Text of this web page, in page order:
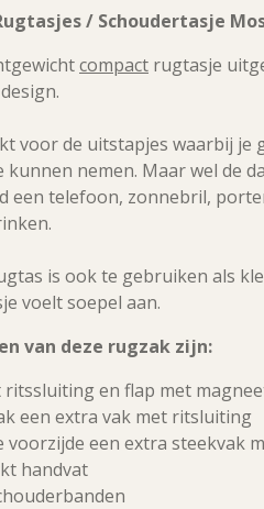
/ Schoudertasje
compact rugtasje
voor de uitstapjes waarbij je
kunnen nemen. Maar wel de
een telefoon, zonnebril,
is ook te gebruiken als
voelt soepel aan.
van deze rugzak zijn:
ritssluiting en flap met
een extra vak met ritsluiting
voorzijde een extra steekvak
handvat